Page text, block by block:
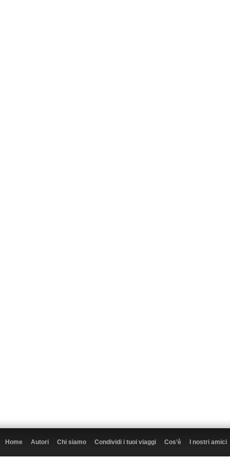
Home Autori Chi siamo Condividi i tuoi viaggi Cos’è I nostri amici